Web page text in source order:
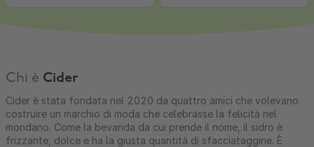
Chi è Cider
Cider è stata fondata nel 2020 da quattro amici che volevano
costruire un marchio di moda che celebrasse la felicità nel
mondano. Come la bevanda da cui prende il nome, il sidro è
frizzante, dolce e ha la giusta quantità di sfacciataggine. È